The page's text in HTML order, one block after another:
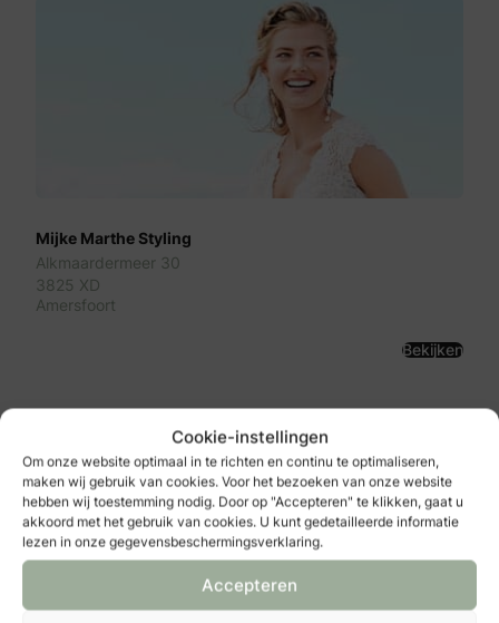
Cookie-instellingen
Om onze website optimaal in te richten en continu te optimaliseren,
maken wij gebruik van cookies. Voor het bezoeken van onze website
hebben wij toestemming nodig. Door op "Accepteren" te klikken, gaat u
akkoord met het gebruik van cookies. U kunt gedetailleerde informatie
lezen in onze gegevensbeschermingsverklaring.
Accepteren
Mijke Marthe Styling
Alkmaardermeer 30
3825 XD
Amersfoort
Bekijken